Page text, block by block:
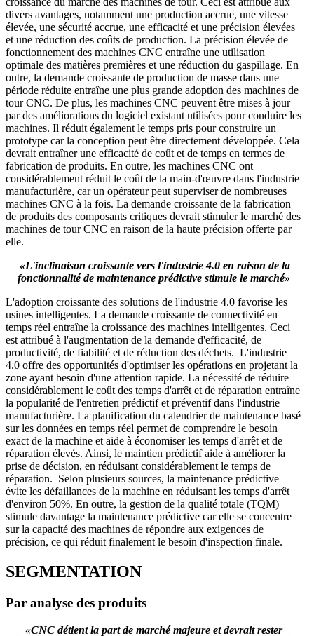
divers avantages, notamment une production accrue, une vitesse
élevée, une sécurité accrue, une efficacité et une précision élevées
et une réduction des coûts de production. La précision élevée de
fonctionnement des machines CNC entraîne une utilisation
optimale des matières premières et une réduction du gaspillage. En
outre, la demande croissante de production de masse dans une
période réduite entraîne une plus grande adoption des machines de
tour CNC. De plus, les machines CNC peuvent être mises à jour
par des améliorations du logiciel existant utilisées pour conduire les
machines. Il réduit également le temps pris pour construire un
prototype car la conception peut être directement développée. Cela
devrait entraîner une efficacité de coût et de temps en termes de
fabrication de produits. En outre, les machines CNC ont
considérablement réduit le coût de la main-d'œuvre dans l'industrie
manufacturière, car un opérateur peut superviser de nombreuses
machines CNC à la fois. La demande croissante de la fabrication
de produits des composants critiques devrait stimuler le marché des
machines de tour CNC en raison de la haute précision offerte par
elle.
«L'inclinaison croissante vers l'industrie 4.0 en raison de la
fonctionnalité de maintenance prédictive stimule le marché»
L'adoption croissante des solutions de l'industrie 4.0 favorise les
usines intelligentes. La demande croissante de connectivité en
temps réel entraîne la croissance des machines intelligentes. Ceci
est attribué à l'augmentation de la demande d'efficacité, de
productivité, de fiabilité et de réduction des déchets. L'industrie
4.0 offre des opportunités d'optimiser les opérations en projetant la
zone ayant besoin d'une attention rapide. La nécessité de réduire
considérablement le coût des temps d'arrêt et de réparation entraîne
la popularité de l'entretien prédictif et préventif dans l'industrie
manufacturière. La planification du calendrier de maintenance basé
sur les données en temps réel permet de comprendre le besoin
exact de la machine et aide à économiser les temps d'arrêt et de
réparation élevés. Ainsi, le maintien prédictif aide à améliorer la
prise de décision, en réduisant considérablement le temps de
réparation. Selon plusieurs sources, la maintenance prédictive
évite les défaillances de la machine en réduisant les temps d'arrêt
d'environ 50%. En outre, la gestion de la qualité totale (TQM)
stimule davantage la maintenance prédictive car elle se concentre
sur la capacité des machines de répondre aux exigences de
précision, ce qui réduit finalement le besoin d'inspection finale.
SEGMENTATION
Par analyse des produits
«CNC détient la part de marché majeure et devrait rester